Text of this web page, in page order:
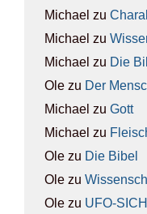
Michael zu
Michael zu
Michael zu Die
Ole zu Der
Michael zu Gott
Michael zu
Ole zu Die Bibel
Ole zu
Ole zu UFO-